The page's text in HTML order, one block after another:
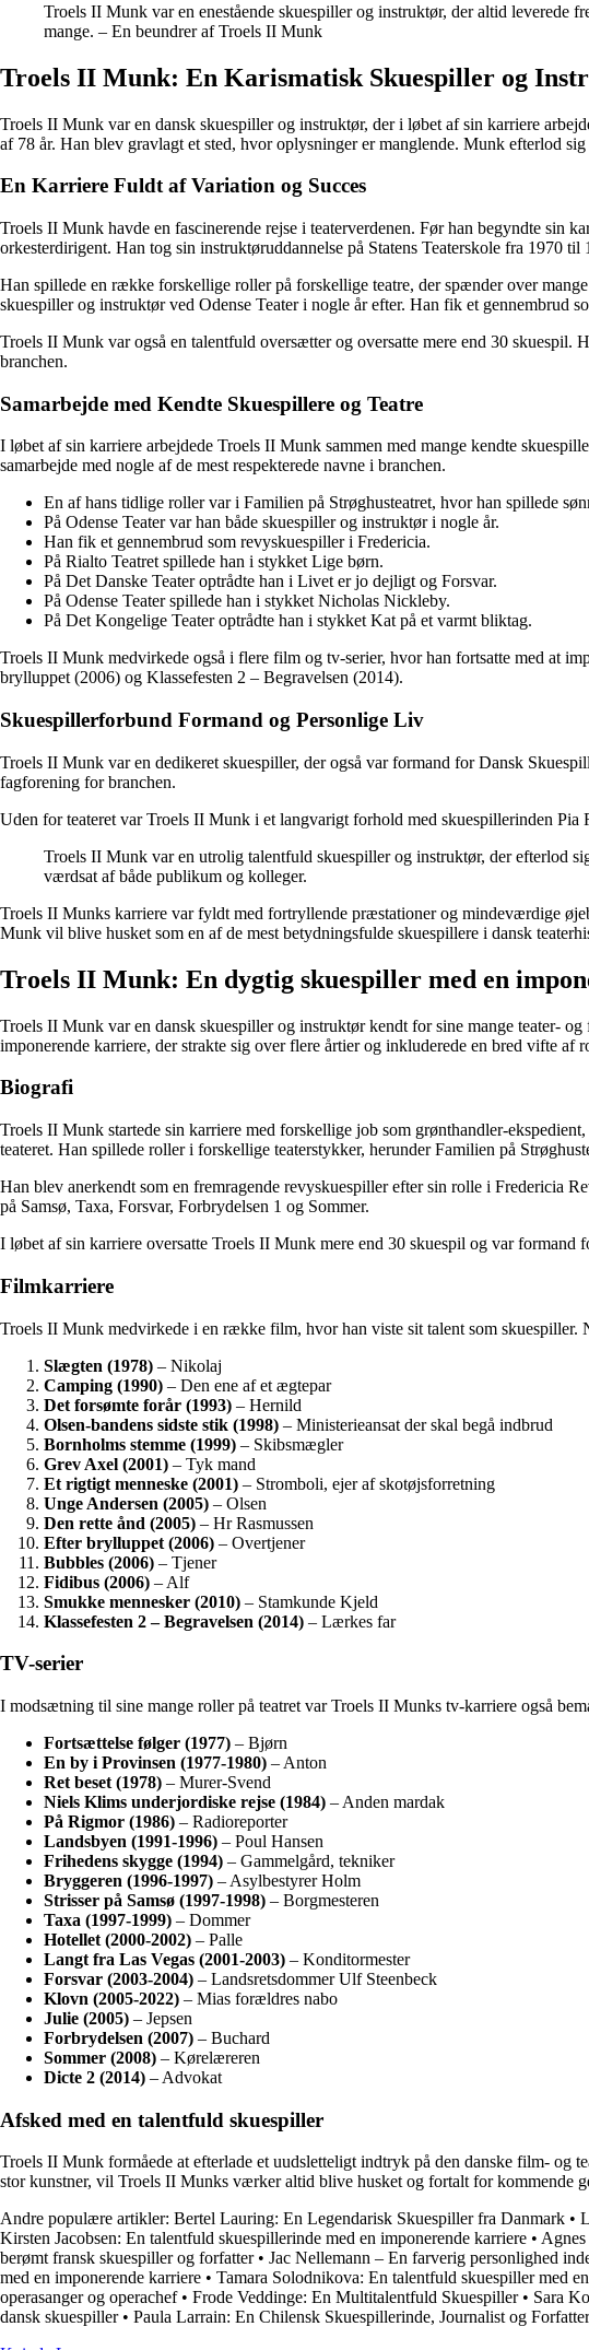
Troels II Munk var en enestående skuespiller og instruktør, der altid leverede
mange. – En beundrer af Troels II Munk
Troels II Munk: En Karismatisk Skuespiller og
Troels II Munk var en dansk skuespiller og instruktør, der i løbet af sin karriere
af 78 år. Han blev gravlagt et sted, hvor oplysninger er manglende. Munk efterlod
En Karriere Fuldt af Variation og Succes
Troels II Munk havde en fascinerende rejse i teaterverdenen. Før han begyndte sin
orkesterdirigent. Han tog sin instruktøruddannelse på Statens Teaterskole fra 1970
Han spillede en række forskellige roller på forskellige teatre, der spænder over
skuespiller og instruktør ved Odense Teater i nogle år efter. Han fik et gennembrud
Troels II Munk var også en talentfuld oversætter og oversatte mere end 30 skuespil.
branchen.
Samarbejde med Kendte Skuespillere og Teatre
I løbet af sin karriere arbejdede Troels II Munk sammen med mange kendte
samarbejde med nogle af de mest respekterede navne i branchen.
En af hans tidlige roller var i Familien på Strøghusteatret, hvor han spillede
På Odense Teater var han både skuespiller og instruktør i nogle år.
Han fik et gennembrud som revyskuespiller i Fredericia.
På Rialto Teatret spillede han i stykket Lige børn.
På Det Danske Teater optrådte han i Livet er jo dejligt og Forsvar.
På Odense Teater spillede han i stykket Nicholas Nickleby.
På Det Kongelige Teater optrådte han i stykket Kat på et varmt bliktag.
Troels II Munk medvirkede også i flere film og tv-serier, hvor han fortsatte med at
brylluppet (2006) og Klassefesten 2 – Begravelsen (2014).
Skuespillerforbund Formand og Personlige Liv
Troels II Munk var en dedikeret skuespiller, der også var formand for Dansk
fagforening for branchen.
Uden for teateret var Troels II Munk i et langvarigt forhold med skuespillerinden Pia
Troels II Munk var en utrolig talentfuld skuespiller og instruktør, der efterlod
værdsat af både publikum og kolleger.
Troels II Munks karriere var fyldt med fortryllende præstationer og mindeværdige
Munk vil blive husket som en af ​​de mest betydningsfulde skuespillere i dansk
Troels II Munk: En dygtig skuespiller med en
Troels II Munk var en dansk skuespiller og instruktør kendt for sine mange teater-
imponerende karriere, der strakte sig over flere årtier og inkluderede en bred vifte af
Biografi
Troels II Munk startede sin karriere med forskellige job som grønthandler-
teateret. Han spillede roller i forskellige teaterstykker, herunder Familien på
Han blev anerkendt som en fremragende revyskuespiller efter sin rolle i Fredericia
på Samsø, Taxa, Forsvar, Forbrydelsen 1 og Sommer.
I løbet af sin karriere oversatte Troels II Munk mere end 30 skuespil og var
Filmkarriere
Troels II Munk medvirkede i en række film, hvor han viste sit talent som
Slægten (1978) – Nikolaj
Camping (1990) – Den ene af et ægtepar
Det forsømte forår (1993) – Hernild
Olsen-bandens sidste stik (1998) – Ministerieansat der skal begå indbrud
Bornholms stemme (1999) – Skibsmægler
Grev Axel (2001) – Tyk mand
Et rigtigt menneske (2001) – Stromboli, ejer af skotøjsforretning
Unge Andersen (2005) – Olsen
Den rette ånd (2005) – Hr Rasmussen
Efter brylluppet (2006) – Overtjener
Bubbles (2006) – Tjener
Fidibus (2006) – Alf
Smukke mennesker (2010) – Stamkunde Kjeld
Klassefesten 2 – Begravelsen (2014) – Lærkes far
TV-serier
I modsætning til sine mange roller på teatret var Troels II Munks tv-karriere også
Fortsættelse følger (1977) – Bjørn
En by i Provinsen (1977-1980) – Anton
Ret beset (1978) – Murer-Svend
Niels Klims underjordiske rejse (1984) – Anden mardak
På Rigmor (1986) – Radioreporter
Landsbyen (1991-1996) – Poul Hansen
Frihedens skygge (1994) – Gammelgård, tekniker
Bryggeren (1996-1997) – Asylbestyrer Holm
Strisser på Samsø (1997-1998) – Borgmesteren
Taxa (1997-1999) – Dommer
Hotellet (2000-2002) – Palle
Langt fra Las Vegas (2001-2003) – Konditormester
Forsvar (2003-2004) – Landsretsdommer Ulf Steenbeck
Klovn (2005-2022) – Mias forældres nabo
Julie (2005) – Jepsen
Forbrydelsen (2007) – Buchard
Sommer (2008) – Kørelæreren
Dicte 2 (2014) – Advokat
Afsked med en talentfuld skuespiller
Troels II Munk formåede at efterlade et uudsletteligt indtryk på den danske film- og
stor kunstner, vil Troels II Munks værker altid blive husket og fortalt for kommende
Andre populære artikler: Bertel Lauring: En Legendarisk Skuespiller fra Danmark •
Kirsten Jacobsen: En talentfuld skuespillerinde med en imponerende karriere • Agnes
berømt fransk skuespiller og forfatter• Jac Nellemann – En farverig personlighed
med en imponerende karriere • Tamara Solodnikova: En talentfuld skuespiller med
operasanger og operachef• Frode Veddinge: En Multitalentfuld Skuespiller• Sara
dansk skuespiller• Paula Larrain: En Chilensk Skuespillerinde, Journalist og